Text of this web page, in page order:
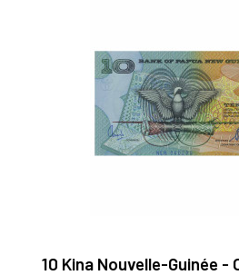
10 Kina Nouvelle-Guinée -